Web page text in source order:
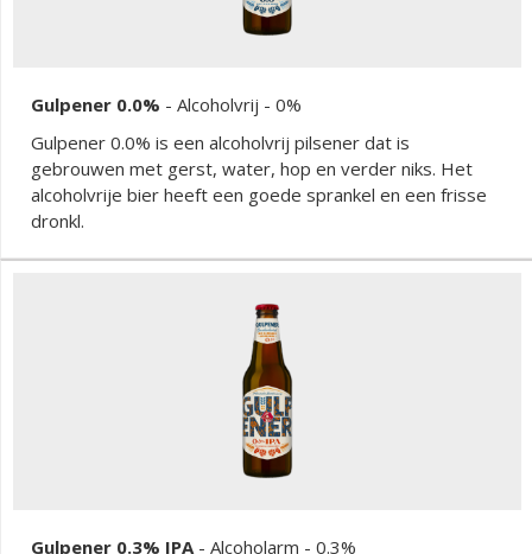
Gulpener 0.0% - Alcoholvrij - 0%
Gulpener 0.0% is een alcoholvrij pilsener dat is
gebrouwen met gerst, water, hop en verder niks. Het
alcoholvrije bier heeft een goede sprankel en een frisse
dronkl.
Gulpener 0.3% IPA - Alcoholarm - 0.3%